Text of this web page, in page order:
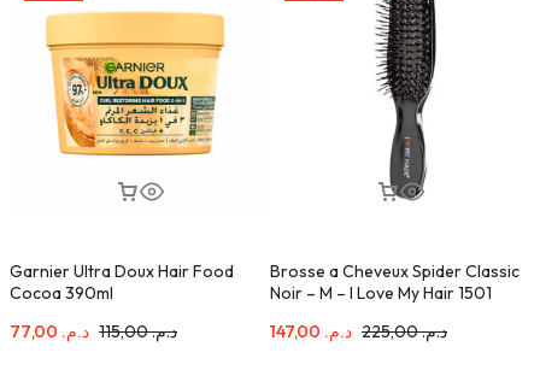
Garnier Ultra Doux Hair Food
Cocoa 390ml
د.م.
د.م.115,00
Brosse a Cheveux Spider Classic
Noir – M – I Love My Hair 1501
د.م.
د.م.225,00